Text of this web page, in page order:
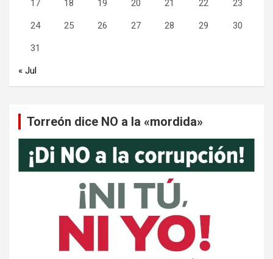
17 18 19 20 21 22 23
24 25 26 27 28 29 30
31
« Jul
Torreón dice NO a la «mordida»